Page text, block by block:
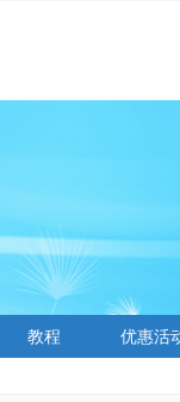
教程 优惠活